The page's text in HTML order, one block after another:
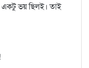
একটু ভয় ছিলই। তাই